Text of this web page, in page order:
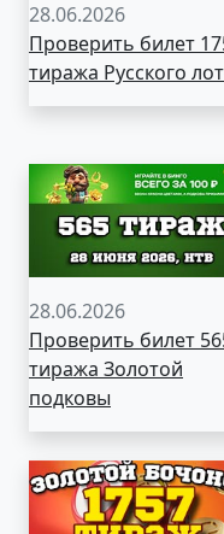
28.06.2026
Проверить билет
тиража Русского
28.06.2026
Проверить билет
тиража Золотой
подковы